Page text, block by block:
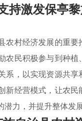
持激发保亭
农村经济发展的重
农民积极参与到种
系，以实现资源共
新经营模式，让农
潜力，并提升整体发